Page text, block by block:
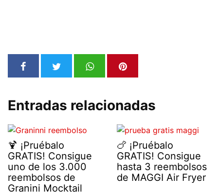
Entradas relacionadas
🍹 ¡Pruébalo
GRATIS! Consigue
uno de los 3.000
reembolsos de
Granini Mocktail
🍗 ¡Pruébalo
GRATIS! Consigue
hasta 3 reembolsos
de MAGGI Air Fryer